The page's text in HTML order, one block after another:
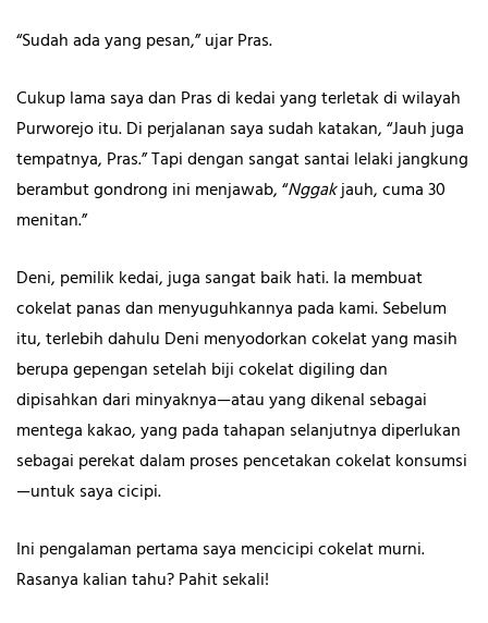
“Sudah ada yang pesan,” ujar Pras.
Cukup lama saya dan Pras di kedai yang terletak di wilayah
Purworejo itu. Di perjalanan saya sudah katakan, “Jauh juga
tempatnya, Pras.” Tapi dengan sangat santai lelaki jangkung
berambut gondrong ini menjawab, “Nggakjauh, cuma 30
menitan.”
Deni, pemilik kedai, juga sangat baik hati. Ia membuat
cokelat panas dan menyuguhkannya pada kami. Sebelum
itu, terlebih dahulu Deni menyodorkan cokelat yang masih
berupa gepengan setelah biji cokelat digiling dan
dipisahkan dari minyaknya—atau yang dikenal sebagai
mentega kakao, yang pada tahapan selanjutnya diperlukan
sebagai perekat dalam proses pencetakan cokelat konsumsi
—untuk saya cicipi.
Ini pengalaman pertama saya mencicipi cokelat murni.
Rasanya kalian tahu? Pahit sekali!